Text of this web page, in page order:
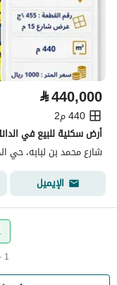
⃁440,000
440 م2
أرض سكنية للبيع في
شارع محمد بن لبابه، حي
الإيميل
1 - 25 من 158 اراضي سكنية